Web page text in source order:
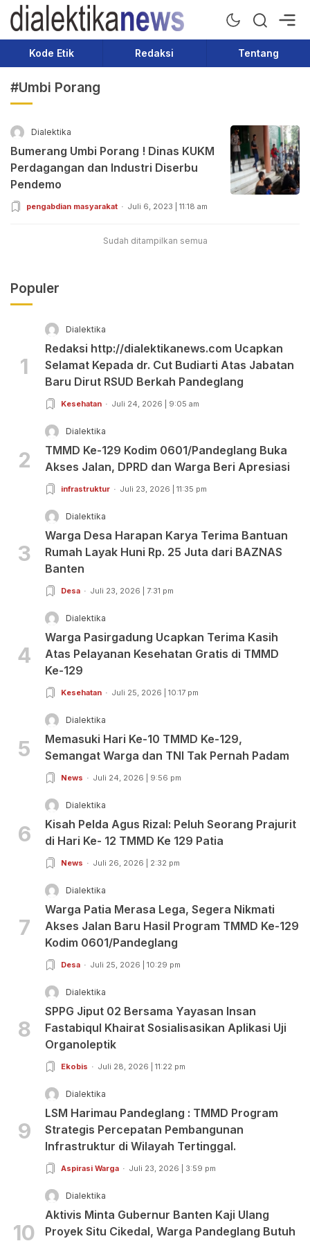
Dialektika News
Terkini dan Populer
Kode Etik Redaksi Tentang
#Umbi Porang
Dialektika
Bumerang Umbi Porang ! Dinas KUKM
Perdagangan dan Industri Diserbu
Pendemo
pengabdian masyarakat Juli 6, 2023 | 11:18 am
Sudah ditampilkan semua
Populer
1
Dialektika
Redaksi http://dialektikanews.com Ucapkan
Selamat Kepada dr. Cut Budiarti Atas Jabatan
Baru Dirut RSUD Berkah Pandeglang
Kesehatan Juli 24, 2026 | 9:05 am
2
Dialektika
TMMD Ke-129 Kodim 0601/Pandeglang Buka
Akses Jalan, DPRD dan Warga Beri Apresiasi
infrastruktur Juli 23, 2026 | 11:35 pm
3
Dialektika
Warga Desa Harapan Karya Terima Bantuan
Rumah Layak Huni Rp. 25 Juta dari BAZNAS
Banten
Desa Juli 23, 2026 | 7:31 pm
4
Dialektika
Warga Pasirgadung Ucapkan Terima Kasih
Atas Pelayanan Kesehatan Gratis di TMMD
Ke-129
Kesehatan Juli 25, 2026 | 10:17 pm
5
Dialektika
Memasuki Hari Ke-10 TMMD Ke-129,
Semangat Warga dan TNI Tak Pernah Padam
News Juli 24, 2026 | 9:56 pm
6
Dialektika
Kisah Pelda Agus Rizal: Peluh Seorang Prajurit
di Hari Ke- 12 TMMD Ke 129 Patia
News Juli 26, 2026 | 2:32 pm
7
Dialektika
Warga Patia Merasa Lega, Segera Nikmati
Akses Jalan Baru Hasil Program TMMD Ke-129
Kodim 0601/Pandeglang
Desa Juli 25, 2026 | 10:29 pm
8
Dialektika
SPPG Jiput 02 Bersama Yayasan Insan
Fastabiqul Khairat Sosialisasikan Aplikasi Uji
Organoleptik
Ekobis Juli 28, 2026 | 11:22 pm
9
Dialektika
LSM Harimau Pandeglang : TMMD Program
Strategis Percepatan Pembangunan
Infrastruktur di Wilayah Tertinggal.
Aspirasi Warga Juli 23, 2026 | 3:59 pm
10
Dialektika
Aktivis Minta Gubernur Banten Kaji Ulang
Proyek Situ Cikedal, Warga Pandeglang Butuh